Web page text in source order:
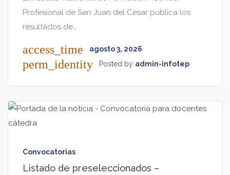
Profesional de San Juan del Cesar publica los
resultados de…
access_time agosto 3, 2026
perm_identity Posted by admin-infotep
Convocatorias
Listado de preseleccionados –